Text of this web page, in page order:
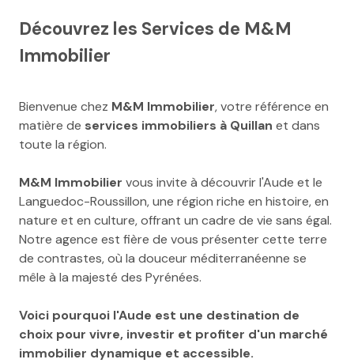
Découvrez les Services de M&M
Immobilier
Bienvenue chez M&M Immobilier, votre référence en
matière de services immobiliers à Quillan et dans
toute la région.
M&M Immobilier vous invite à découvrir l'Aude et le
Languedoc-Roussillon, une région riche en histoire, en
nature et en culture, offrant un cadre de vie sans égal.
Notre agence est fière de vous présenter cette terre
de contrastes, où la douceur méditerranéenne se
mêle à la majesté des Pyrénées.
Voici pourquoi l'Aude est une destination de
choix pour vivre, investir et profiter d'un marché
immobilier dynamique et accessible.